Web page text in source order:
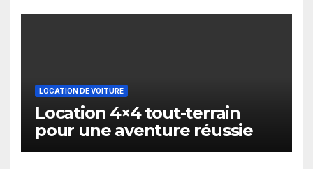
LOCATION DE VOITURE
Location 4×4 tout-terrain
pour une aventure réussie